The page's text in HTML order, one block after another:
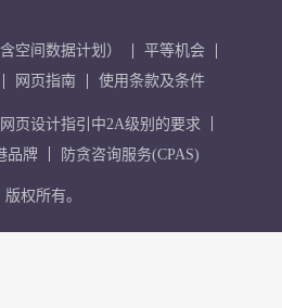
空间数据计划）
平等机会
网页指南 使用条款及条件
页设计指引中2A级别的要求
品牌 防贪咨询服务(CPAS)
权所有。